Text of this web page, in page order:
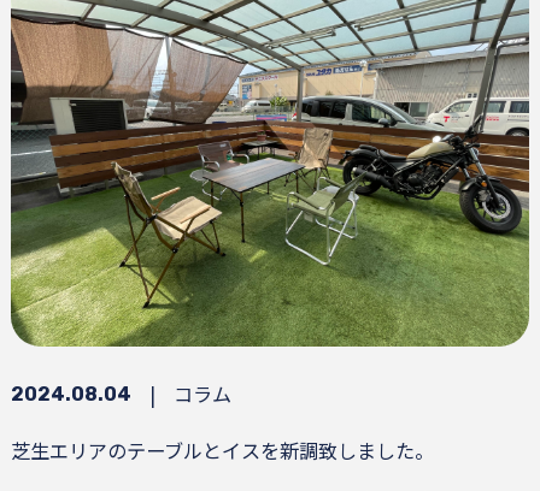
2024.08.04 |
コラム
芝生エリアのテーブルとイスを新調致しました。